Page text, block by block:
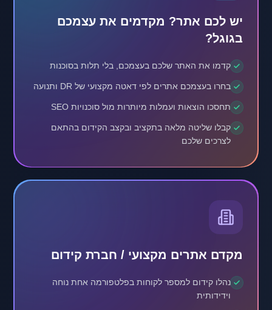
יש לכם אתר? מקדמים את עצמכם
בגוגל?
קדמו את האתר שלכם בעצמכם, בלי תלות בסוכנות
בחרו בעצמכם אתרים לפי דאטה מקצועי של DR ותנועה
תחסכו הוצאות ועמלות מיותרות מול סוכנויות SEO
קבלו שליטה מלאה בתקציב ובקצב הקידום בהתאם
לצרכים שלכם
מקדם אתרים מקצועי / חברת קידום
נהלו קידום למספר לקוחות בפלטפורמה אחת נוחה
וידידותית